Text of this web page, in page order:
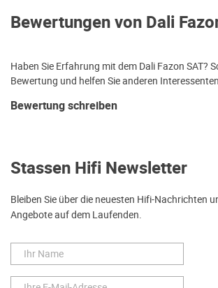
Bewertungen von Dali
Haben Sie Erfahrung mit dem Dali Fazon SAT?
Bewertung und helfen Sie anderen
Bewertung schreiben
Stassen Hifi Newsletter
Bleiben Sie über die neuesten Hifi-Nachrichten
Angebote auf dem Laufenden.